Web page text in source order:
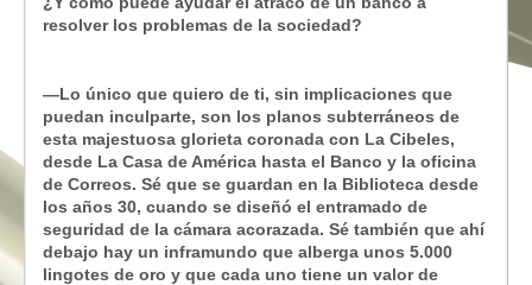
resolver los problemas de la sociedad?
—Lo único que quiero de ti, sin implicaciones que
puedan inculparte, son los planos subterráneos de
esta majestuosa glorieta coronada con La Cibeles,
desde La Casa de América hasta el Banco y la oficina
de Correos. Sé que se guardan en la Biblioteca desde
los años 30, cuando se diseñó el entramado de
seguridad de la cámara acorazada. Sé también que ahí
debajo hay un inframundo que alberga unos 5.000
lingotes de oro y que cada uno tiene un valor de